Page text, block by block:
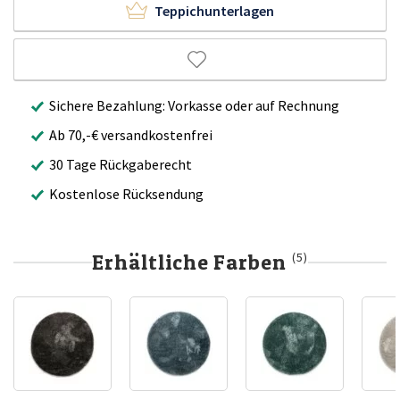
Teppichunterlagen
Sichere Bezahlung: Vorkasse oder auf Rechnung
Ab 70,-€ versandkostenfrei
30 Tage Rückgaberecht
Kostenlose Rücksendung
Erhältliche Farben(5)